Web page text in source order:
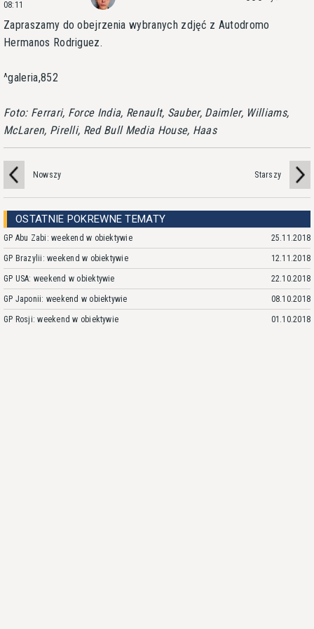
08:11
Zapraszamy do obejrzenia wybranych zdjęć z Autodromo
Hermanos Rodriguez.
^galeria,852
Foto: Ferrari, Force India, Renault, Sauber, Daimler, Williams,
McLaren, Pirelli, Red Bull Media House, Haas
Nowszy Starszy
OSTATNIE POKREWNE TEMATY
GP Abu Zabi: weekend w obiektywie 25.11.2018
GP Brazylii: weekend w obiektywie 12.11.2018
GP USA: weekend w obiektywie 22.10.2018
GP Japonii: weekend w obiektywie 08.10.2018
GP Rosji: weekend w obiektywie 01.10.2018